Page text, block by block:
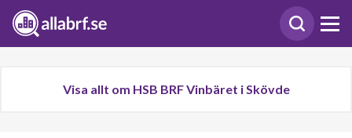
Visa allt om HSB BRF Vinbäret i Skövde